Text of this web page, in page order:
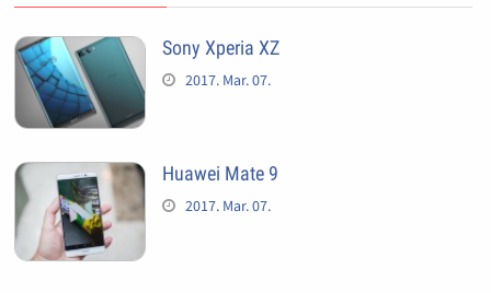
Sony Xperia XZ
2017. Mar. 07.
Huawei Mate 9
2017. Mar. 07.